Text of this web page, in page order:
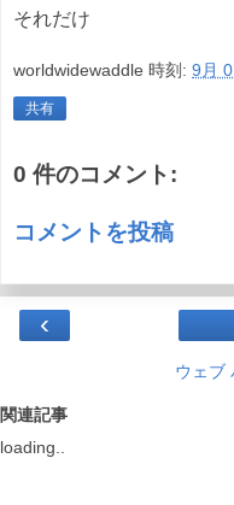
それだけ
worldwidewaddle 時刻: 9月
共有
0 件のコメント:
コメントを投稿
‹
ウェブ
関連記事
loading..